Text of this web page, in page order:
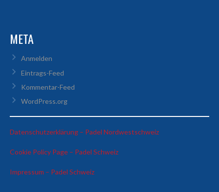
META
Anmelden
Eintrags-Feed
Kommentar-Feed
WordPress.org
Datenschutzerklärung – Padel Nordwestschweiz:
Cookie Policy Page – Padel Schweiz:
Impressum – Padel Schweiz: